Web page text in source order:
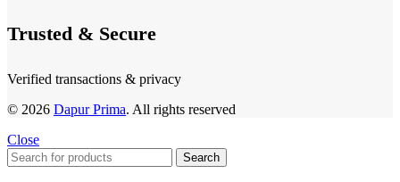
Trusted & Secure
Verified transactions & privacy
© 2026 Dapur Prima. All rights reserved
Close
Search